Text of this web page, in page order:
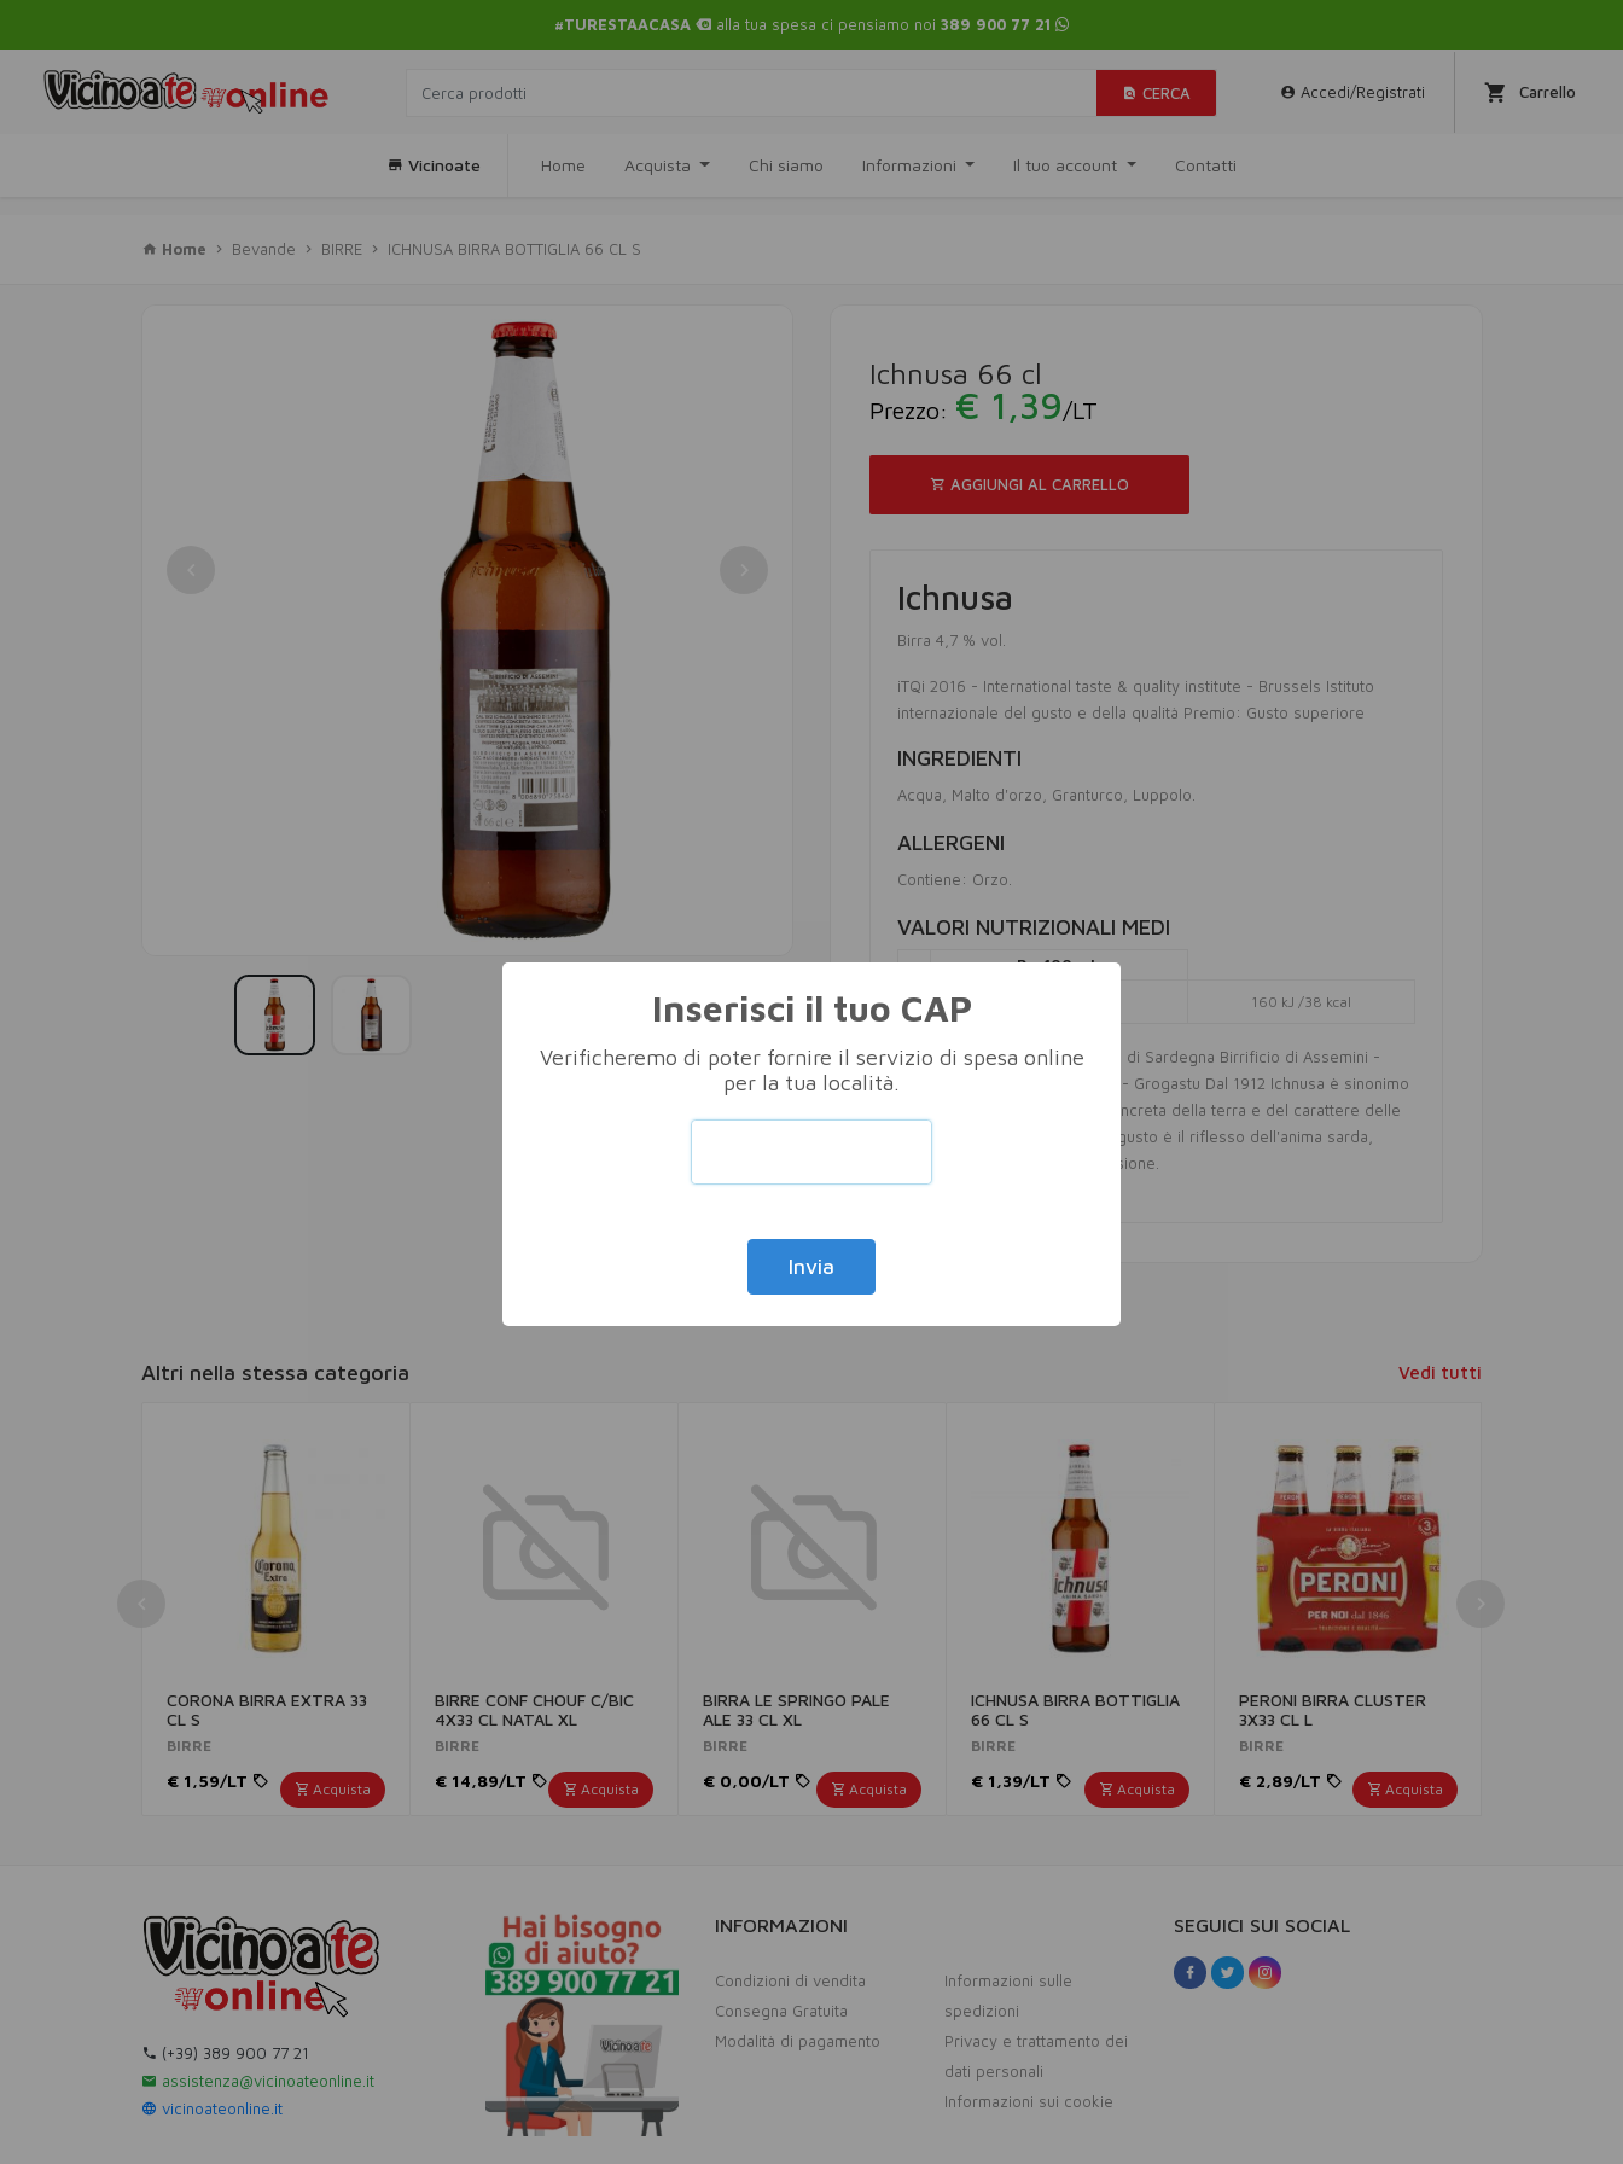
#TURESTAACASA alla tua spesa ci pensiamo noi 389 900 77 21
CERCA Accedi/Registrati Carrello
Vicinoate Home Acquista Chi siamo Informazioni Il tuo account Contatti
Home Bevande BIRRE ICHNUSA BIRRA BOTTIGLIA 66 CL S
Ichnusa 66 cl
Prezzo: € 1,39/LT
AGGIUNGI AL CARRELLO
Ichnusa
Birra 4,7 % vol.
iTQi 2016 - International taste & quality institute - Brussels Istituto
internazionale del gusto e della qualità Premio: Gusto superiore
INGREDIENTI
Acqua Malto d'orzo Granturco Luppolo
ALLERGENI
Contiene: Orzo.
VALORI NUTRIZIONALI MEDI
Per 100 ml:
Valore energetico
160 kJ /38 kcal
Ichnusa 1912 Anima sarda Birra di Sardegna Birrificio di Assemini -
Cagliari Località Macchiareddu - Grogastu Dal 1912 Ichnusa è sinonimo
di Sardegna. L'espressione concreta della terra e del carattere delle
persone che la abitano. Il suo gusto è il riflesso dell'anima sarda,
sintesi perfetta d'istinto e passione.
Altri nella stessa categoria Vedi tutti
CORONA BIRRA EXTRA 33
CL S
BIRRE
Acquista
€ 1,59/LT
BIRRE CONF CHOUF C/BIC
4X33 CL NATAL XL
BIRRE
Acquista
€ 14,89/LT
BIRRA LE SPRINGO PALE
ALE 33 CL XL
BIRRE
Acquista
€ 0,00/LT
ICHNUSA BIRRA BOTTIGLIA
66 CL S
BIRRE
Acquista
€ 1,39/LT
PERONI BIRRA CLUSTER
3X33 CL L
BIRRE
Acquista
€ 2,89/LT
(+39) 389 900 77 21
assistenza@vicinoateonline.it
vicinoateonline.it
INFORMAZIONI
Condizioni di vendita
Consegna Gratuita
Modalità di pagamento
Informazioni sulle
spedizioni
Privacy e trattamento dei
dati personali
Informazioni sui cookie
SEGUICI SUI SOCIAL
Inserisci il tuo CAP
Verificheremo di poter fornire il servizio di spesa online
per la tua località.
Invia